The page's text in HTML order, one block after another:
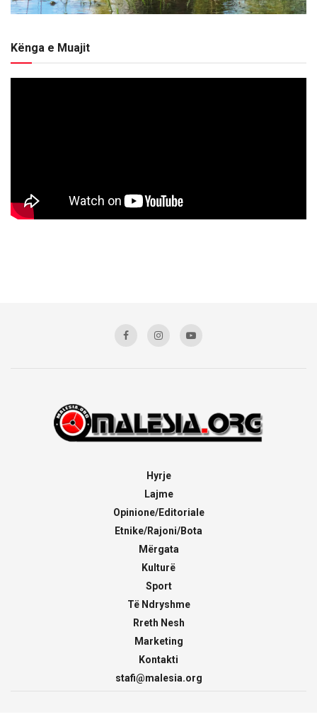
Kënga e Muajit
Hyrje
Lajme
Opinione/Editoriale
Etnike/Rajoni/Bota
Mërgata
Kulturë
Sport
Të Ndryshme
Rreth Nesh
Marketing
Kontakti
stafi@malesia.org